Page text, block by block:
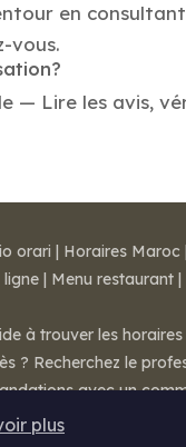
en consultant
vous.
— Lire les avis,
plus
orari | Horaires Maroc |
ligne | Menu restaurant |
à trouver les
? Recherchez le
avec un